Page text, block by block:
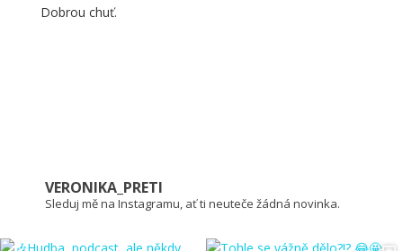
Dobrou chuť.
VERONIKA_PRETI
Sleduj mě na Instagramu, ať ti neuteče žádná novinka.